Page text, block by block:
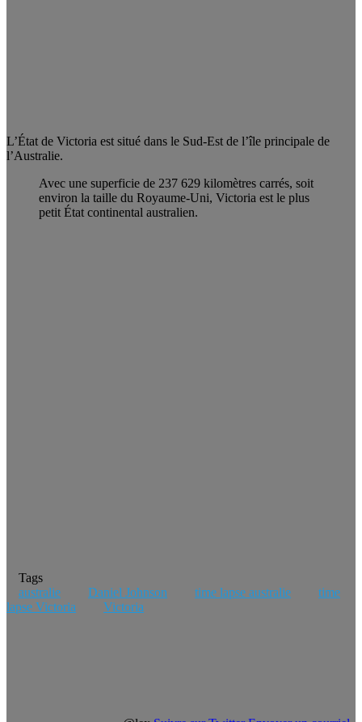
L’État de Victoria est situé dans le Sud-Est de l’île principale de
l’Australie.
Avec une superficie de 237 629 kilomètres carrés, soit
environ la taille du Royaume-Uni, Victoria est le plus
petit État continental australien.
Tags
australie
Daniel Johnson time lapse australie
time
lapse Victoria
Victoria